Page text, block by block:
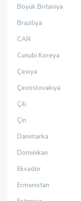
Böyük Britaniya
Braziliya
CAR
Cənubi Koreya
Çexiya
Çexoslovakiya
Çili
Çin
Danimarka
Dominikan
Ekvador
Ermənistan